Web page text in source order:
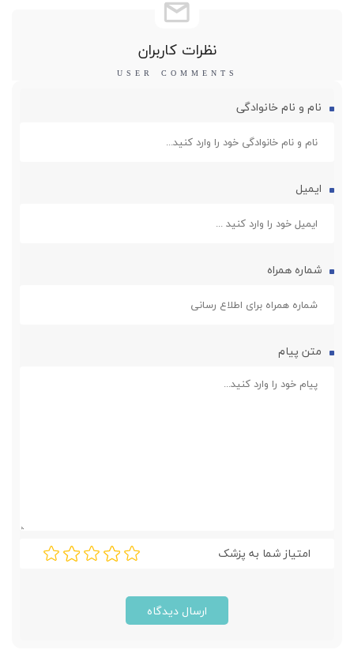
نظرات کاربران
نام و نام خانوادگی
ایمیل
شماره همراه
امتیاز شما به پزشک
متن پیام
ارسال دیدگاه